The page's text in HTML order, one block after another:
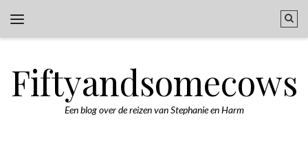
Fiftyandsomecows
Een blog over de reizen van Stephanie en Harm